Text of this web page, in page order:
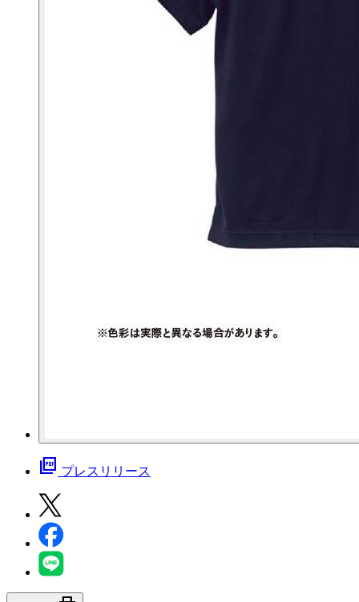
picture_as_pdf プレスリリース